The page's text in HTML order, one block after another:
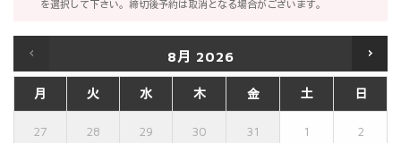
を選択して下さい。締切後予約は取消となる場合がございます。
8月 2026
月 火 水 木 金 土 日
27 28 29 30 31 1 2